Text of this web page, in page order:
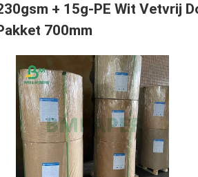
+ 15g-PE Wit Vetvrij
700mm